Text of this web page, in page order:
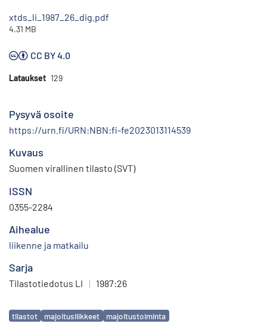
xtds_li_1987_26_dig.pdf
4.31 MB
CC BY 4.0
Lataukset 129
Pysyvä osoite
https://urn.fi/URN:NBN:fi-fe2023013114539
Kuvaus
Suomen virallinen tilasto (SVT)
ISSN
0355-2284
Aihealue
liikenne ja matkailu
Sarja
Tilastotiedotus LI | 1987:26
Avainsanat
tilastot majoitusliikkeet majoitustoiminta